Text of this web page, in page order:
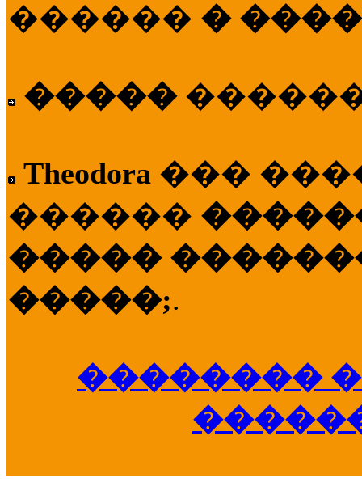
������ �
�����
Theodora ���
������
�����
�����;.
��������